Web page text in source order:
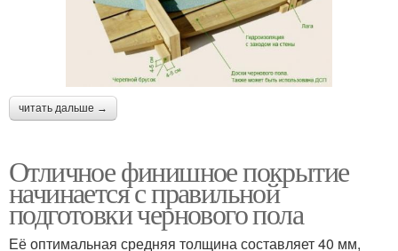
читать дальше →
Отличное финишное покрытие
начинается с правильной
подготовки чернового пола
Её оптимальная средняя толщина составляет 40 мм,